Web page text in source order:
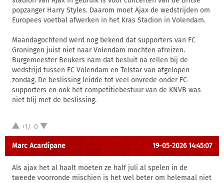
popzanger Harry Styles. Daarom moet Ajax de wedstrijden om
Europees voetbal afwerken in het Kras Stadion in Volendam.
Maandagochtend werd nog bekend dat supporters van FC
Groningen juist niet naar Volendam mochten afreizen.
Burgemeester Beukers nam dat besluit na rellen bij de
wedstrijd tussen FC Volendam en Telstar van afgelopen
zondag. De beslissing leidde tot veel onvrede onder FC-
supporters en ook het competitiebestuur van de KNVB was
niet blij met de beslissing.
+1/-0
Marc Acardipane 19-05-2026 14:45:07
Als ajax het al haalt moeten ze half juli al spelen in de
tweede voorronde mischien is het wel beter om helemaal niet